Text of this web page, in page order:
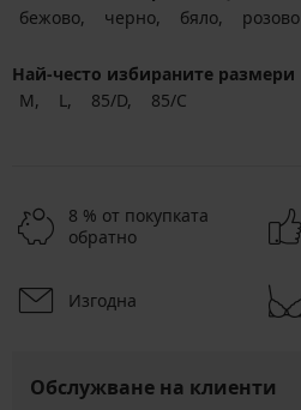
бежово
черно бяло розово
Най-често избираните размери
M
L 85/D 85/C
8 % от покупката
обратно
Изгодна
Обслужване на клиенти